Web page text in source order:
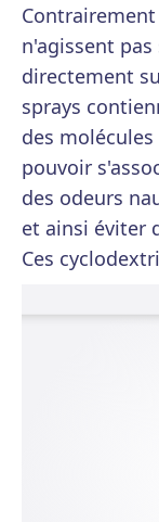
n'agissent
directement
sprays
des
pouvoir
des odeurs
et ainsi éviter
Ces